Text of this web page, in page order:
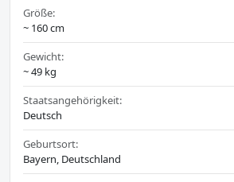
Größe:
~ 160 cm
Gewicht:
~ 49 kg
Staatsangehörigkeit:
Deutsch
Geburtsort:
Bayern, Deutschland